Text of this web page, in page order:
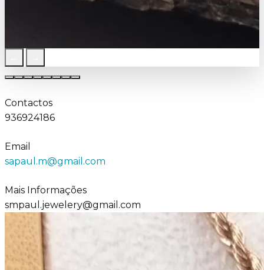
Contactos
936924186
Email
sapaul.m@gmail.com
Mais Informações
smpaul.jewelery@gmail.com